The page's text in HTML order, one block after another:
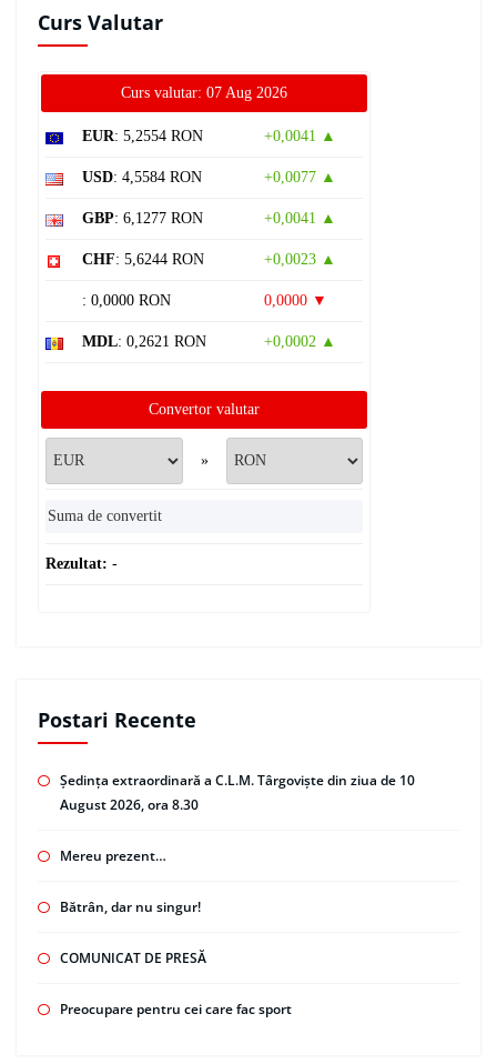
Curs Valutar
Curs valutar: 07 Aug 2026
EUR: 5,2554 RON +0,0041 ▲
USD: 4,5584 RON +0,0077 ▲
GBP: 6,1277 RON +0,0041 ▲
CHF: 5,6244 RON +0,0023 ▲
: 0,0000 RON 0,0000 ▼
MDL: 0,2621 RON +0,0002 ▲
Convertor valutar
»
Rezultat: -
Postari Recente
Ședința extraordinară a C.L.M. Târgoviște din ziua de 10
August 2026, ora 8.30
Mereu prezent…
Bătrân, dar nu singur!
COMUNICAT DE PRESĂ
Preocupare pentru cei care fac sport